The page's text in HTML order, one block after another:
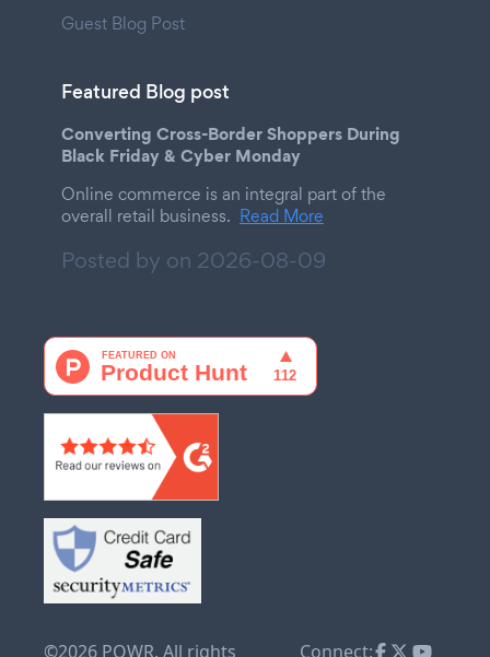
Guest Blog Post
Featured Blog post
Converting Cross-Border Shoppers During
Black Friday & Cyber Monday
Online commerce is an integral part of the
overall retail business. Read More
Posted by on 2026-08-09
©2026 POWR. All rights Connect: